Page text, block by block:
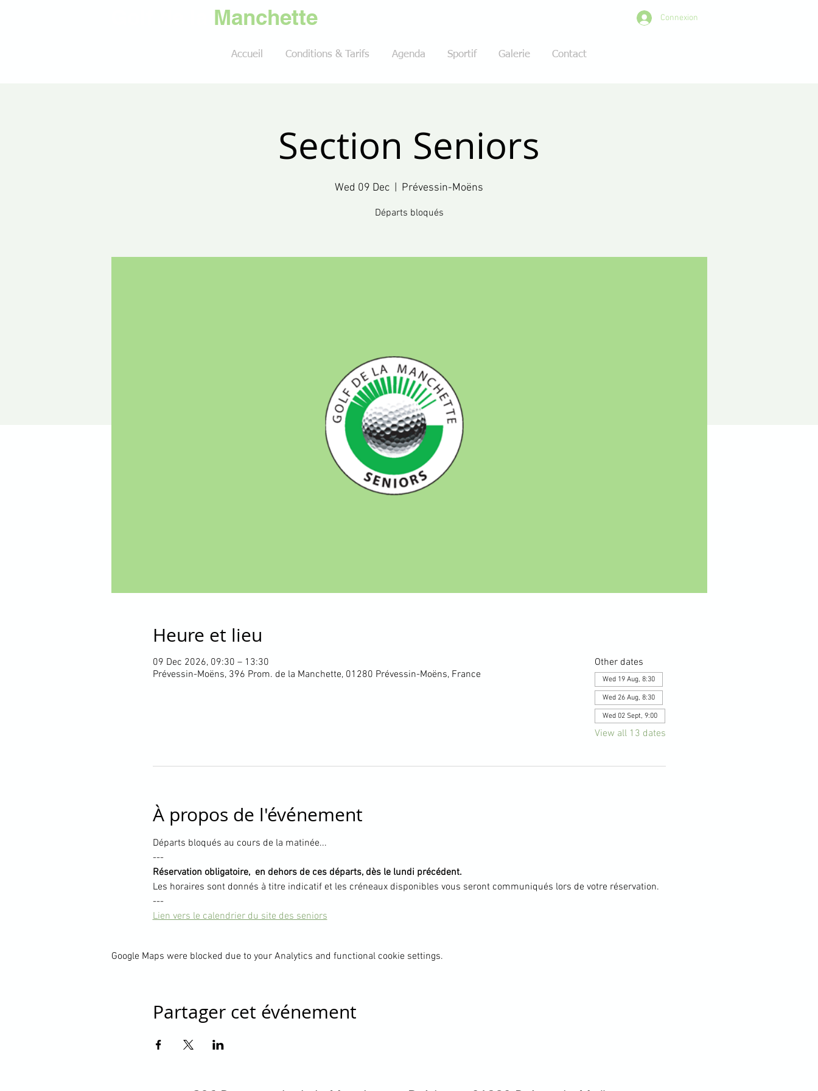
Manchette Connexion
Accueil Conditions & Tarifs Agenda Sportif Galerie Contact
Section Seniors
Wed 09 Dec Prévessin-Moëns
Départs bloqués
Heure et lieu
09 Dec 2026, 09:30 – 13:30
Prévessin-Moëns, 396 Prom. de la Manchette, 01280 Prévessin-Moëns, France
Other dates
Wed 19 Aug, 8:30
Wed 26 Aug, 8:30
Wed 02 Sept, 9:00
View all 13 dates
À propos de l'événement
Départs bloqués au cours de la matinée...
---
Réservation obligatoire,  en dehors de ces départs, dès le lundi précédent.
Les horaires sont donnés à titre indicatif et les créneaux disponibles vous seront communiqués lors de votre réservation.
---
Lien vers le calendrier du site des seniors
Google Maps were blocked due to your Analytics and functional cookie settings.
Partager cet événement